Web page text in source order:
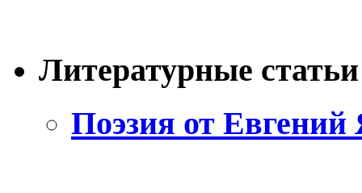
Литературные статьи
Поэзия от Евгений